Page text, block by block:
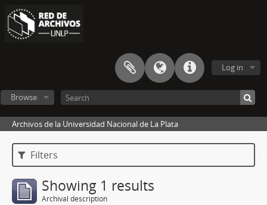
Log in
Browse
Archivos de la Universidad Nacional de La Plata
Filters
Showing 1 results
Archival description